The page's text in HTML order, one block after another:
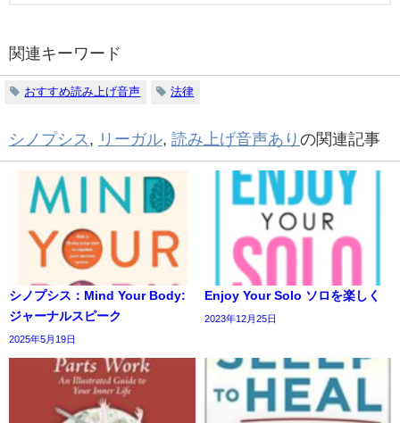
関連キーワード
おすすめ読み上げ音声 法律
シノプシス , リーガル, 読み上げ音声あり の関連記事
シノプシス：Mind Your Body:
ジャーナルスピーク
2025年5月19日
Enjoy Your Solo ソロを楽しく
2023年12月25日